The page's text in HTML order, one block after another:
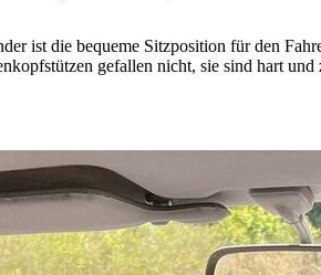
ist die bequeme Sitzposition für den
gefallen nicht, sie sind hart und